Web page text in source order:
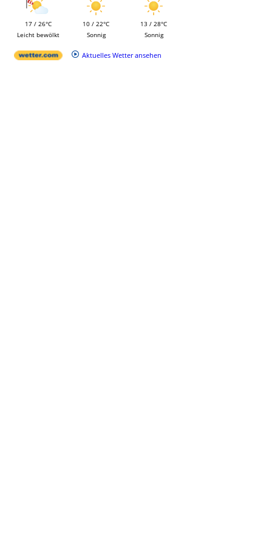
17 / 26°C
Leicht bewölkt
10 / 22°C
Sonnig
13 / 28°C
Sonnig
Aktuelles Wetter ansehen